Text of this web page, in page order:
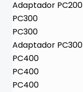
Adaptador PC200
PC300
PC300
Adaptador PC300
PC400
PC400
PC400